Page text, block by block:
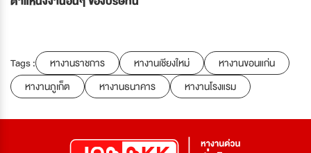
Tags : หางานราชการ หางานเชียงใหม่
หางานขอนแก่น
หางานภูเก็ต
หางานธนาคาร หางานโรงแรม